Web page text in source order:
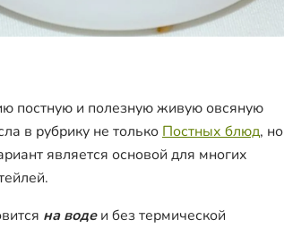
постную и полезную живую овсяную
в рубрику не только Постных блюд, но
является основой для многих
на водеи без термической